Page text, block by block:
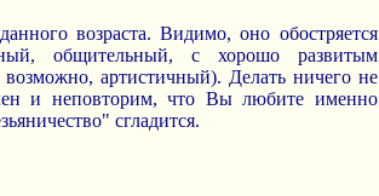
возраста. Видимо, оно обостряется
общительный, с хорошо развитым
артистичный). Делать ничего не
и неповторим, что Вы любите именно
сгладится.